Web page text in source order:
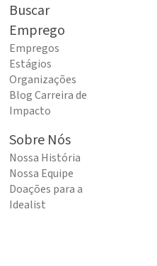
Buscar
Emprego
Empregos
Estágios
Organizações
Blog Carreira de
Impacto
Sobre Nós
Nossa História
Nossa Equipe
Doações para a
Idealist